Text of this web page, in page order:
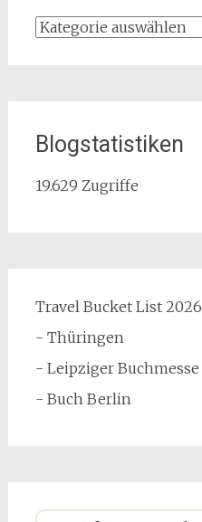
Kategorien
Blogstatistiken
19.629 Zugriffe
Travel Bucket List 2026
- Thüringen
- Leipziger Buchmesse
- Buch Berlin